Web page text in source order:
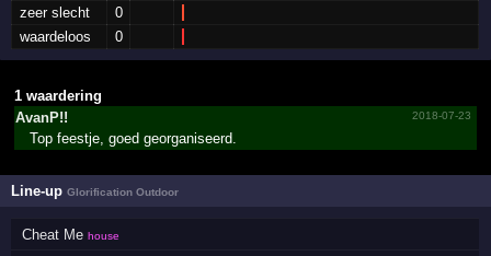
zeer slecht
0
waardeloos
0
1 waardering
AvanP!!
2018-07-23
Top feestje, goed georganiseerd.
Line-upGlorification Outdoor
Cheat Me house